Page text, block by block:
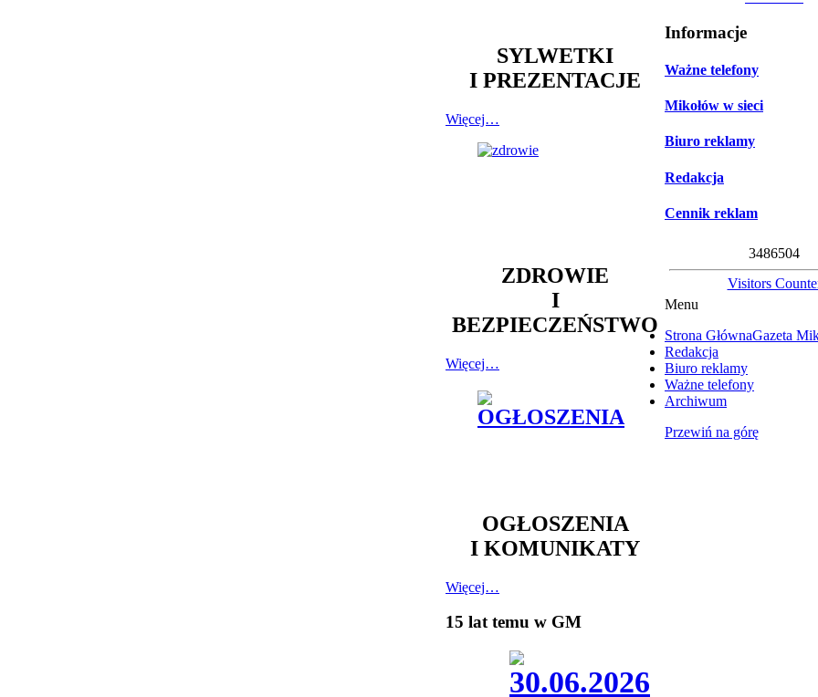
SYLWETKI
I PREZENTACJE
Więcej…
ZDROWIE
I
BEZPIECZEŃSTWO
Więcej…
OGŁOSZENIA
I KOMUNIKATY
Więcej…
15 lat temu w GM
Informacje
Ważne telefony
Mikołów w sieci
Biuro reklamy
Redakcja
Cennik reklam
3486504
Visitors
Menu
Strona GłównaGazeta
Redakcja
Biuro reklamy
Ważne telefony
Archiwum
Przewiń na górę